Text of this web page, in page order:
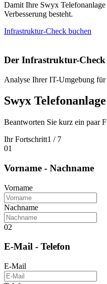
Damit Ihre Swyx
Verbesserung besteht.
Infrastruktur-Check buchen
Der Infrastruktur-
Analyse Ihrer IT-Umgebung
Swyx
Beantworten Sie kurz ein paar
Ihr Fortschritt1 / 7
01
Vorname - Nachname
Vorname
Nachname
02
E-Mail - Telefon
E-Mail